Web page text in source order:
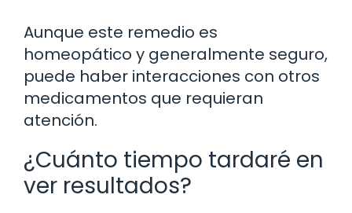
Aunque este remedio es
homeopático y generalmente seguro,
puede haber interacciones con otros
medicamentos que requieran
atención.
¿Cuánto tiempo tardaré en
ver resultados?